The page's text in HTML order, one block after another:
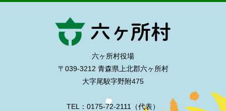
六ヶ所村役場
〒039-3212 青森県上北郡六ヶ所村
大字尾駮字野附475
TEL：0175-72-2111（代表）